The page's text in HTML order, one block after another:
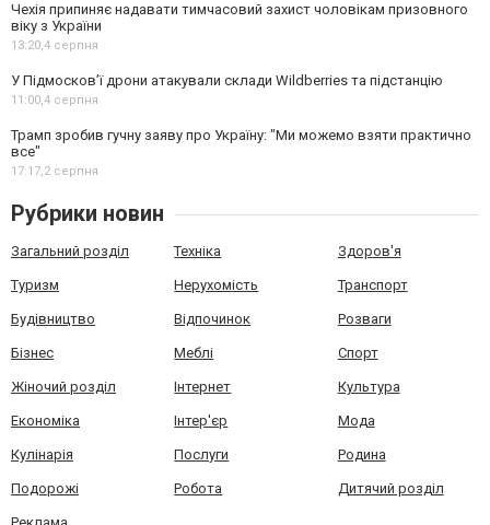
Чехія припиняє надавати тимчасовий захист чоловікам призовного
віку з України
13:20,4 серпня
У Підмосков’ї дрони атакували склади Wildberries та підстанцію
11:00,4 серпня
Трамп зробив гучну заяву про Україну: "Ми можемо взяти практично
все"
17:17,2 серпня
Рубрики новин
Загальний розділ Техніка Здоров'я
Туризм Нерухомість Транспорт
Будівництво Відпочинок Розваги
Бізнес Меблі Спорт
Жіночий розділ Інтернет Культура
Економіка Інтер'єр Мода
Кулінарія Послуги Родина
Подорожі Робота Дитячий розділ